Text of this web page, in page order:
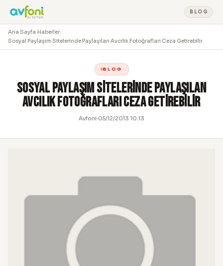
BLOG
Ana Sayfa›Haberler›
Sosyal Paylaşım Sitelerinde Paylaşılan Avcılık Fotoğrafları Ceza Getirebilir
BLOG
Sosyal Paylaşım Sitelerinde Paylaşılan
Avcılık Fotoğrafları Ceza Getirebilir
Avfoni 05/12/2013 10:13